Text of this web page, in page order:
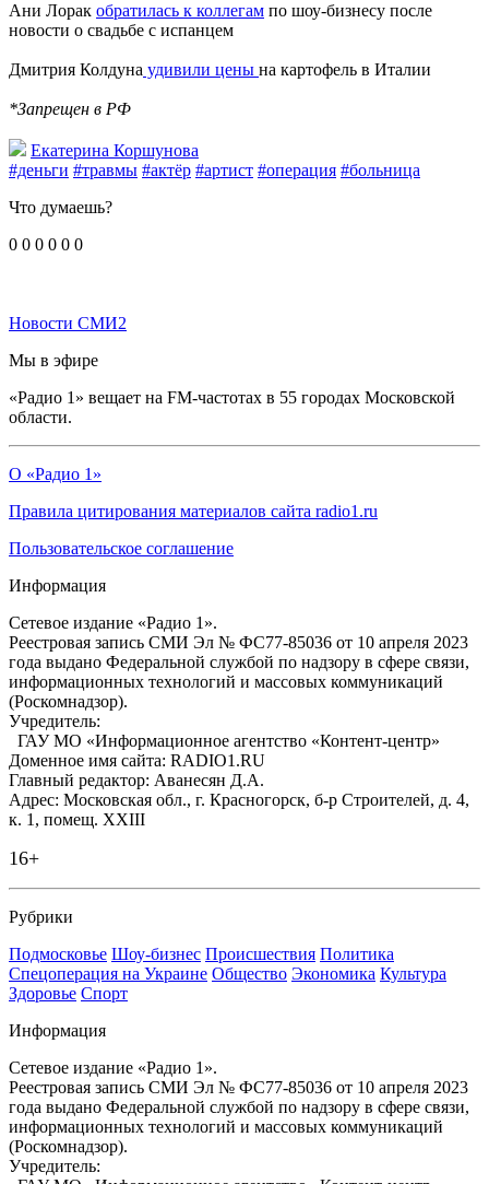
Ани Лорак обратилась к коллегам по шоу-бизнесу после
новости о свадьбе с испанцем
Дмитрия Колдуна удивили цены на картофель в Италии
*Запрещен в РФ
Екатерина Коршунова
#деньги #травмы #актёр #артист #операция #больница
Что думаешь?
0 0 0 0 0 0
Новости СМИ2
Мы в эфире
«Радио 1» вещает на FM-частотах в 55 городах Московской
области.
О «Радио 1»
Правила цитирования материалов сайта radio1.ru
Пользовательское соглашение
Информация
Сетевое издание «Радио 1».
Реестровая запись СМИ Эл № ФС77-85036 от 10 апреля 2023
года выдано Федеральной службой по надзору в сфере связи,
информационных технологий и массовых коммуникаций
(Роскомнадзор).
Учредитель:
ГАУ МО «Информационное агентство «Контент-центр»
Доменное имя сайта: RADIO1.RU
Главный редактор: Аванесян Д.А.
Адрес: Московская обл., г. Красногорск, б-р Строителей, д. 4,
к. 1, помещ. XXIII
16+
Рубрики
Подмосковье Шоу-бизнес Происшествия Политика
Спецоперация на Украине Общество Экономика Культура
Здоровье Спорт
Информация
Сетевое издание «Радио 1».
Реестровая запись СМИ Эл № ФС77-85036 от 10 апреля 2023
года выдано Федеральной службой по надзору в сфере связи,
информационных технологий и массовых коммуникаций
(Роскомнадзор).
Учредитель: